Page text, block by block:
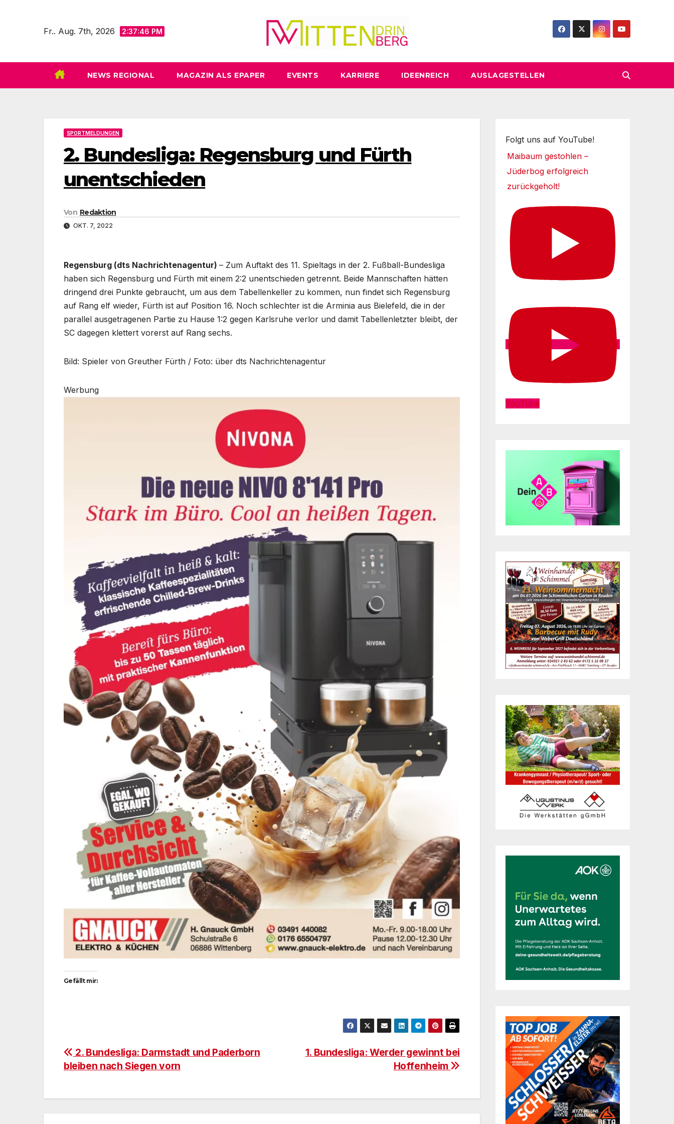
Fr.. Aug. 7th, 2026 2:37:48 PM
NEWS REGIONAL MAGAZIN ALS EPAPER EVENTS KARRIERE IDEENREICH AUSLAGESTELLEN
SPORTMELDUNGEN
2. Bundesliga: Regensburg und Fürth
unentschieden
Von Redaktion
OKT. 7, 2022
Regensburg (dts Nachrichtenagentur) – Zum Auftakt des 11. Spieltags in der 2. Fußball-Bundesliga
haben sich Regensburg und Fürth mit einem 2:2 unentschieden getrennt. Beide Mannschaften hätten
dringend drei Punkte gebraucht, um aus dem Tabellenkeller zu kommen, nun findet sich Regensburg
auf Rang elf wieder, Fürth ist auf Position 16. Noch schlechter ist die Arminia aus Bielefeld, die in der
parallel ausgetragenen Partie zu Hause 1:2 gegen Karlsruhe verlor und damit Tabellenletzter bleibt, der
SC dagegen klettert vorerst auf Rang sechs.
Bild: Spieler von Greuther Fürth / Foto: über dts Nachrichtenagentur
Werbung
Gefällt mir:
Beitragsnavigation
1. Bundesliga: Werder gewinnt bei
Hoffenheim
2. Bundesliga: Darmstadt und Paderborn
bleiben nach Siegen vorn
Folgt uns auf YouTube!
Maibaum gestohlen –
Jüderbog erfolgreich
zurückgeholt!
YouTube